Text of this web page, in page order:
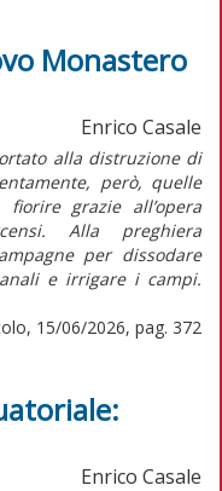
Monastero
Enrico Casale
alla distruzione di
però, quelle
grazie all’opera
Alla preghiera
per dissodare
e irrigare i campi.
15/06/2026, pag. 372
Enrico Casale